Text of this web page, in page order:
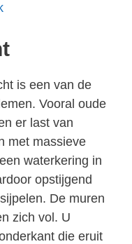
is een van de
Vooral oude
er last van
met massieve
waterkering in
opstijgend
De muren
zich vol. U
die eruit